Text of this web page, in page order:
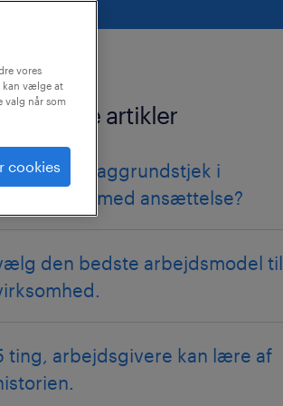
artikler
er et baggrundstjek i
forbindelse med ansættelse?
den bedste arbejdsmodel
ting, arbejdsgivere kan lære af
vores
kan vælge at
valg når som
cookies